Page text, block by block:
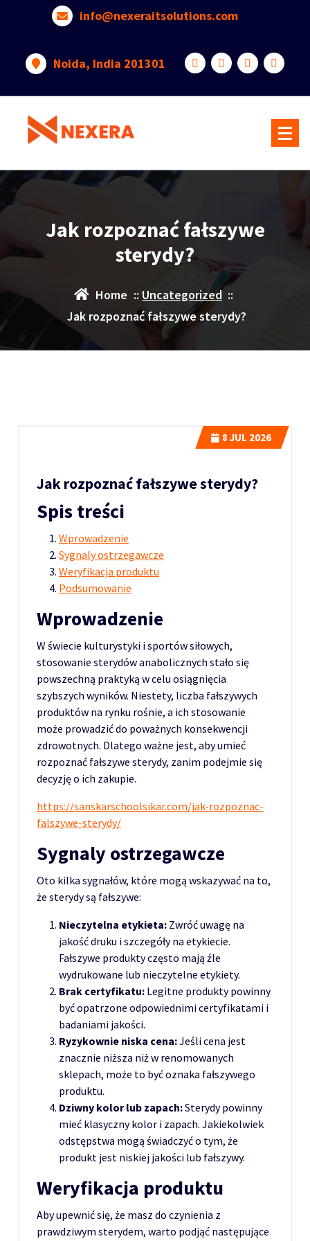
info@nexeraitsolutions.com
Noida, India 201301
Jak rozpoznać fałszywe
sterydy?
Home :: Uncategorized::
Jak rozpoznać fałszywe sterydy?
8 JUL 2026
Jak rozpoznać fałszywe sterydy?
Spis treści
Wprowadzenie
Sygnaly ostrzegawcze
Weryfikacja produktu
Podsumowanie
Wprowadzenie
W świecie kulturystyki i sportów siłowych,
stosowanie sterydów anabolicznych stało się
powszechną praktyką w celu osiągnięcia
szybszych wyników. Niestety, liczba fałszywych
produktów na rynku rośnie, a ich stosowanie
może prowadzić do poważnych konsekwencji
zdrowotnych. Dlatego ważne jest, aby umieć
rozpoznać fałszywe sterydy, zanim podejmie się
decyzję o ich zakupie.
https://sanskarschoolsikar.com/jak-rozpoznac-
falszywe-sterydy/
Sygnaly ostrzegawcze
Oto kilka sygnałów, które mogą wskazywać na to,
że sterydy są fałszywe:
Nieczytelna etykieta: Zwróć uwagę na
jakość druku i szczegóły na etykiecie.
Fałszywe produkty często mają źle
wydrukowane lub nieczytelne etykiety.
Brak certyfikatu: Legitne produkty powinny
być opatrzone odpowiednimi certyfikatami i
badaniami jakości.
Ryzykownie niska cena:Jeśli cena jest
znacznie niższa niż w renomowanych
sklepach, może to być oznaka fałszywego
produktu.
Dziwny kolor lub zapach:Sterydy powinny
mieć klasyczny kolor i zapach. Jakiekolwiek
odstępstwa mogą świadczyć o tym, że
produkt jest niskiej jakości lub fałszywy.
Weryfikacja produktu
Aby upewnić się, że masz do czynienia z
prawdziwym sterydem, warto podjąć następujące